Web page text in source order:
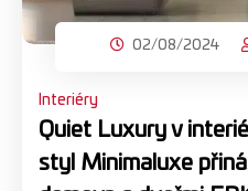
02/08/2024
Interiéry
Quiet Luxury v
styl Minimaluxe